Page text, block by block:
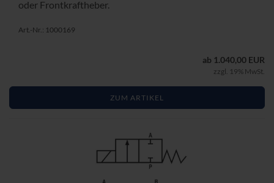
oder Front­kraft­he­ber.
Art.-Nr.: 1000169
ab 1.040,00 EUR
zzgl. 19% MwSt.
ZUM ARTIKEL